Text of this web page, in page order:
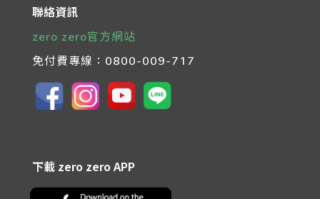
聯絡資訊
zero zero官方網站
免付費專線： 0800-009-717
下載 zero zero APP